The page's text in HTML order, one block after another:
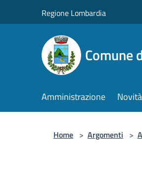
Regione Lombardia
Comune
Amministrazione Novità
Home > Argomenti >